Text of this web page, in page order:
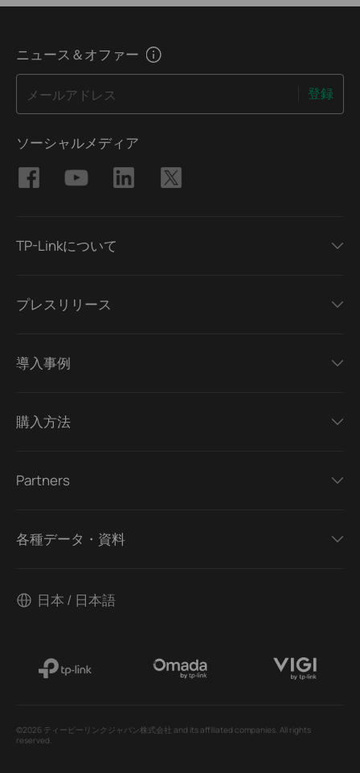
ニュース＆オファー
メールアドレス 登録
ソーシャルメディア
TP-Linkについて
プレスリリース
導入事例
購入方法
Partners
各種データ・資料
日本 / 日本語
©2026 ティーピーリンクジャパン株式会社 and its affiliated companies. All rights
reserved.